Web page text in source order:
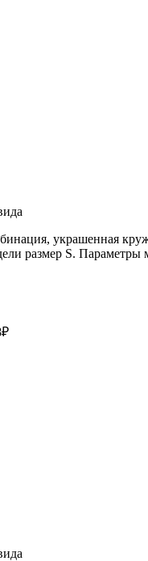
украшенная
размер S. Параметры
₽